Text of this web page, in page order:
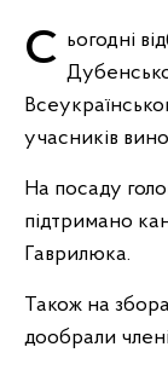
Сьогодні відбулася виборна конференція
учасників
На посаду
підтримано
Гаврилюка.
Також на
дообрали